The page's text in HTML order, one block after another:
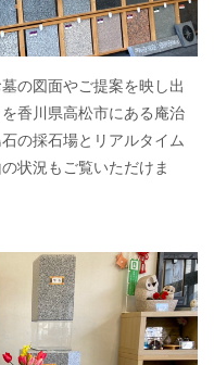
の図面やご提案を映し出
香川県高松市にある庵治
の採石場とリアルタイム
状況もご覧いただけま